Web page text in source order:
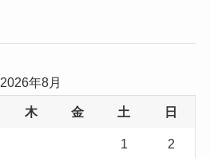
2026年8月
木 金 土 日
1 2